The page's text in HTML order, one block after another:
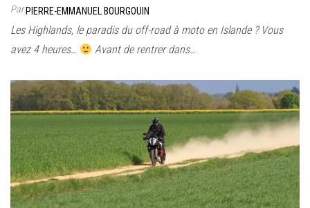
ParPIERRE-EMMANUEL BOURGOUIN
Les Highlands, le paradis du off-road à moto en Islande ? Vous
avez 4 heures…
Avant de rentrer dans…